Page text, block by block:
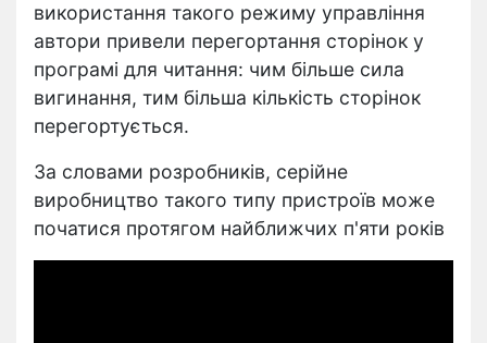
використання такого режиму управління
автори привели перегортання сторінок у
програмі для читання: чим більше сила
вигинання, тим більша кількість сторінок
перегортується.
За словами розробників, серійне
виробництво такого типу пристроїв може
початися протягом найближчих п'яти років